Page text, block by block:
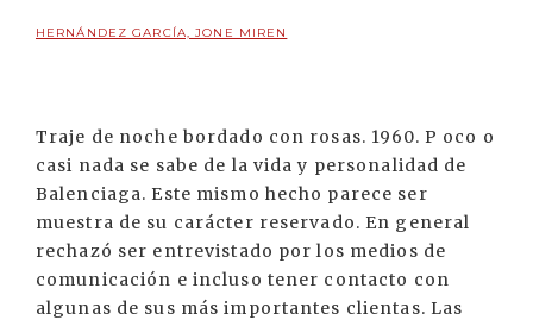
HERNÁNDEZ GARCÍA, JONE MIREN
Traje de noche bordado con rosas. 1960. P oco o
casi nada se sabe de la vida y personalidad de
Balenciaga. Este mismo hecho parece ser
muestra de su carácter reservado. En general
rechazó ser entrevistado por los medios de
comunicación e incluso tener contacto con
algunas de sus más importantes clientas. Las